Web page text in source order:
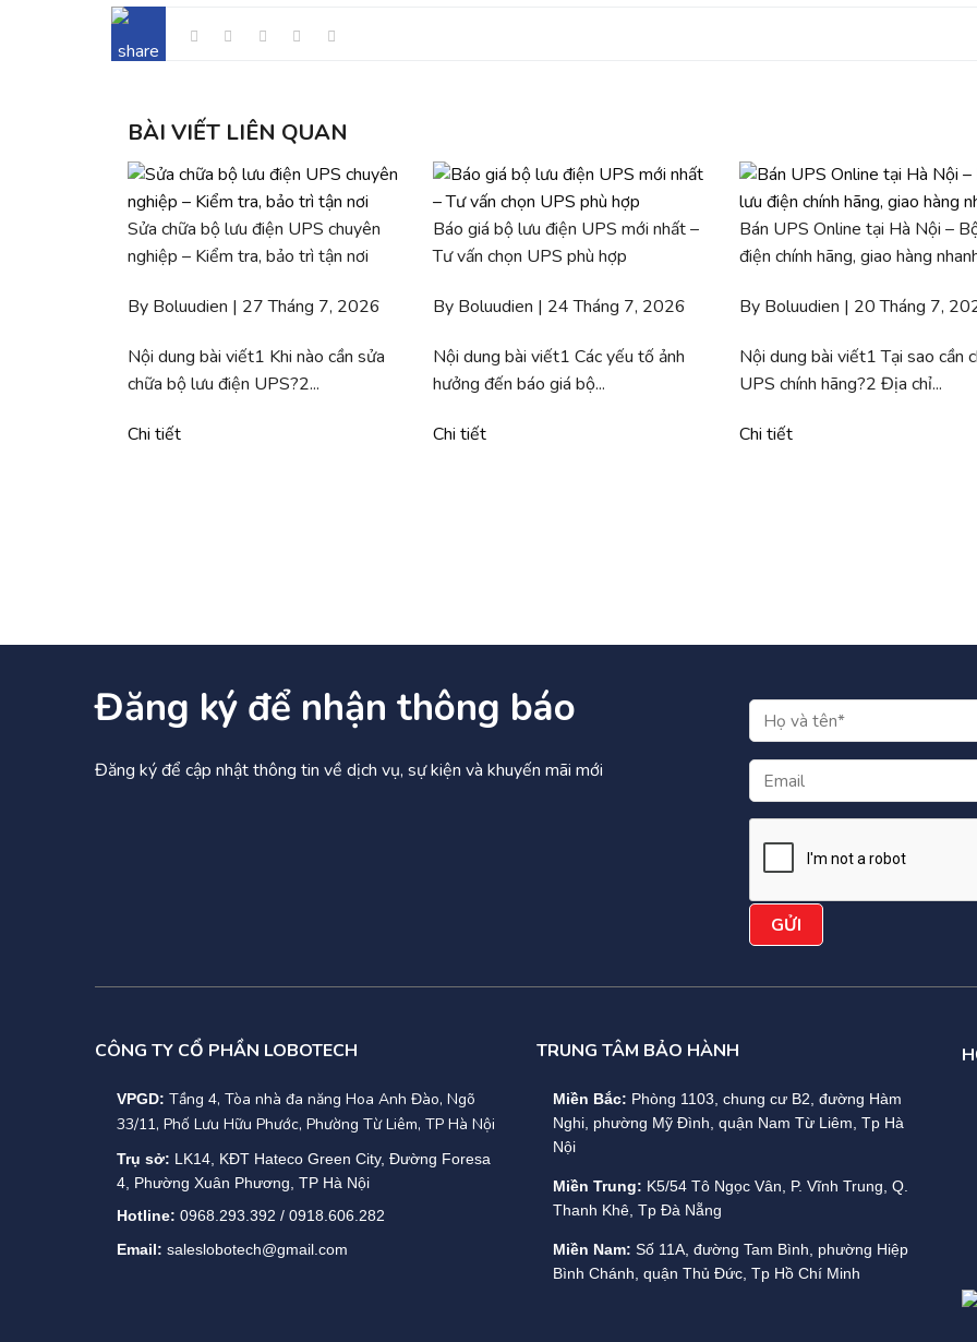
BÀI VIẾT LIÊN QUAN
Sửa chữa bộ lưu điện UPS chuyên
nghiệp – Kiểm tra, bảo trì tận nơi
By Boluudien | 27 Tháng 7, 2026
Nội dung bài viết1 Khi nào cần sửa
chữa bộ lưu điện UPS?2...
Chi tiết
Báo giá bộ lưu điện UPS mới nhất –
Tư vấn chọn UPS phù hợp
By Boluudien | 24 Tháng 7, 2026
Nội dung bài viết1 Các yếu tố ảnh
hưởng đến báo giá bộ...
Chi tiết
Bán UPS Online tại Hà Nội –
điện chính hãng, giao hàng
By Boluudien | 20 Tháng 7,
Nội dung bài viết1 Tại sao cần
UPS chính hãng?2 Địa chỉ...
Chi tiết
Đăng ký để nhận thông báo
Đăng ký để cập nhật thông tin về dịch vụ, sự kiện và khuyến mãi mới
CÔNG TY CỔ PHẦN LOBOTECH
VPGD: Tầng 4, Tòa nhà đa năng Hoa Anh Đào, Ngõ
33/11, Phố Lưu Hữu Phước, Phường Từ Liêm, TP Hà Nội
Trụ sở: LK14, KĐT Hateco Green City, Đường Foresa
4, Phường Xuân Phương, TP Hà Nội
Hotline: 0968.293.392 / 0918.606.282
Email: saleslobotech@gmail.com
TRUNG TÂM BẢO HÀNH
Miền Bắc: Phòng 1103, chung cư B2, đường Hàm
Nghi, phường Mỹ Đình, quận Nam Từ Liêm, Tp Hà
Nội
Miền Trung: K5/54 Tô Ngọc Vân, P. Vĩnh Trung, Q.
Thanh Khê, Tp Đà Nẵng
Miền Nam: Số 11A, đường Tam Bình, phường Hiệp
Bình Chánh, quận Thủ Đức, Tp Hồ Chí Minh